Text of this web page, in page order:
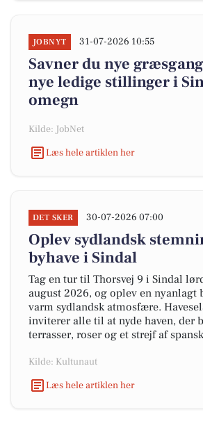
JOBNYT 31-07-2026 10:55
Savner du nye
nye ledige stillinger i
omegn
Kilde: JobNet
Læs hele artiklen her
DET SKER 30-07-2026 07:00
Oplev sydlandsk
byhave i Sindal
Tag en tur til Thorsvej 9 i Sindal
august 2026, og oplev en nyanlagt
varm sydlandsk atmosfære.
inviterer alle til at nyde haven, der
terrasser, roser og et strejf af
Kilde: Kultunaut
Læs hele artiklen her